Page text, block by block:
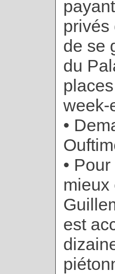
privés
de se
du
week-
•
•
mieux
est